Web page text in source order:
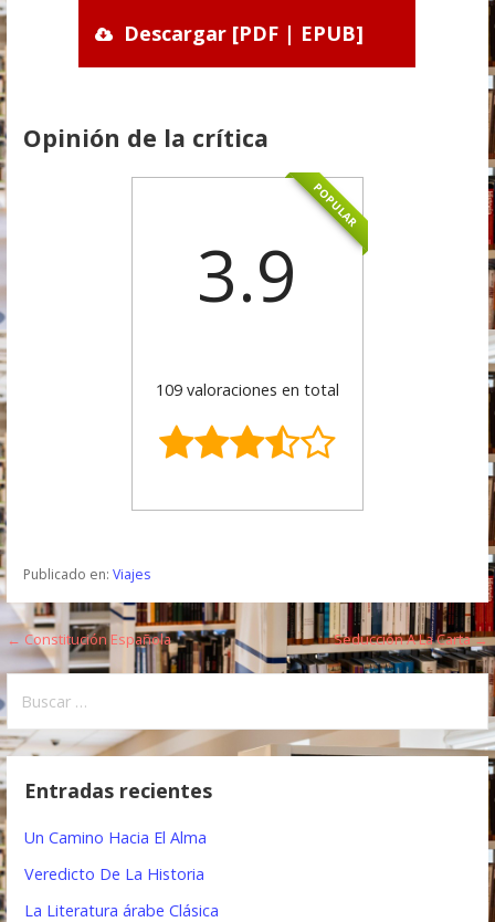
Descargar [PDF | EPUB]
Opinión de la crítica
POPULAR
3.9
109 valoraciones en total
Publicado en: Viajes
N
a
v
e
a
← Constitución Española Seducción A La Carta →
s
Entradas recientes
Un Camino Hacia El Alma
Veredicto De La Historia
La Literatura árabe Clásica